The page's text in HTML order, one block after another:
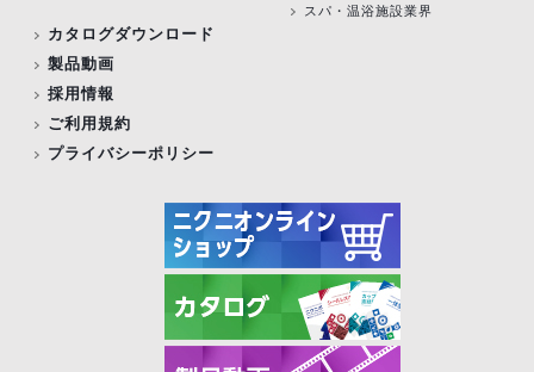
カタログダウンロード
製品動画
採用情報
ご利用規約
プライバシーポリシー
スパ・温浴施設業界